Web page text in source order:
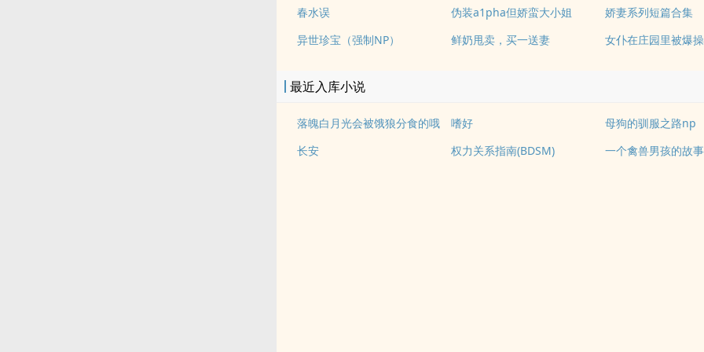
春水误 伪装a1pha但娇蛮大小姐
娇妻系列短篇合集
异世珍宝（强制NP）
鲜奶甩卖，买一送妻
最近入库小说
落魄白月光会被饿狼分食的哦 嗜好
母狗的驯服之路np
长安
权力关系指南(BDSM) 一个禽兽男孩的故事